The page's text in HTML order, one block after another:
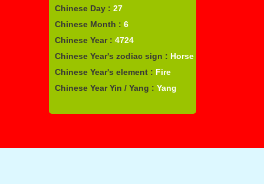
Chinese Day : 27
Chinese Month : 6
Chinese Year : 4724
Chinese Year's zodiac sign : Horse
Chinese Year's element : Fire
Chinese Year Yin / Yang : Yang